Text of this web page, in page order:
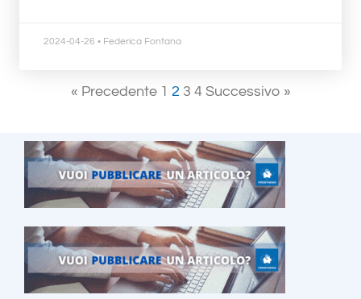
2024-04-26 • Federica Fontana
« Precedente 1 2 3 4 Successivo »